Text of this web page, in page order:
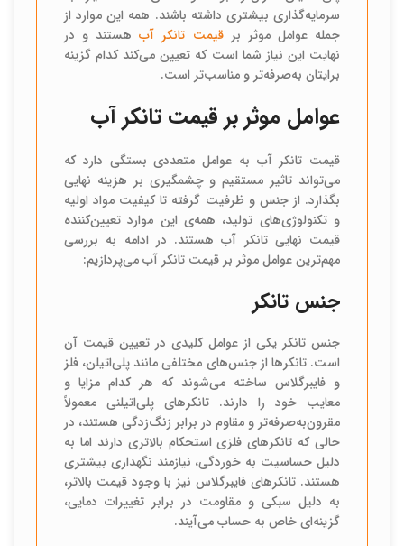
سرمایه‌گذاری بیشتری داشته باشند. همه این موارد از
جمله عوامل موثر برقیمت تانکر آبهستند و در
نهایت این نیاز شما است که تعیین می‌کند کدام گزینه
برایتان به‌صرفه‌تر و مناسب‌تر است.
عوامل موثر بر قیمت تانکر آب
قیمت تانکر آب به عوامل متعددی بستگی دارد که
می‌تواند تاثیر مستقیم و چشمگیری بر هزینه نهایی
بگذارد. از جنس و ظرفیت گرفته تا کیفیت مواد اولیه
و تکنولوژی‌های تولید، همه‌ی این موارد تعیین‌کننده
قیمت نهایی تانکر آب هستند. در ادامه به بررسی
مهم‌ترین عوامل موثر بر قیمت تانکر آب می‌پردازیم:
جنس تانکر
جنس تانکر یکی از عوامل کلیدی در تعیین قیمت آن
است. تانکرها از جنس‌های مختلفی مانند پلی‌اتیلن، فلز
و فایبرگلاس ساخته می‌شوند که هر کدام مزایا و
معایب خود را دارند. تانکرهای پلی‌اتیلنی معمولاً
مقرون‌به‌صرفه‌تر و مقاوم در برابر زنگ‌زدگی هستند، در
حالی که تانکرهای فلزی استحکام بالاتری دارند اما به
دلیل حساسیت به خوردگی، نیازمند نگهداری بیشتری
هستند. تانکرهای فایبرگلاس نیز با وجود قیمت بالاتر،
به دلیل سبکی و مقاومت در برابر تغییرات دمایی،
گزینه‌ای خاص به حساب می‌آیند.